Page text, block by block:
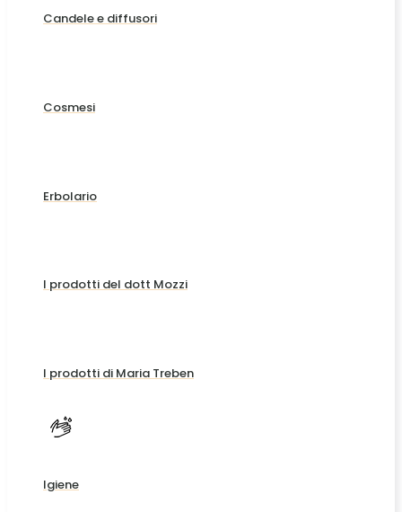
Candele e diffusori
Cosmesi
Erbolario
I prodotti del dott Mozzi
I prodotti di Maria Treben
Igiene